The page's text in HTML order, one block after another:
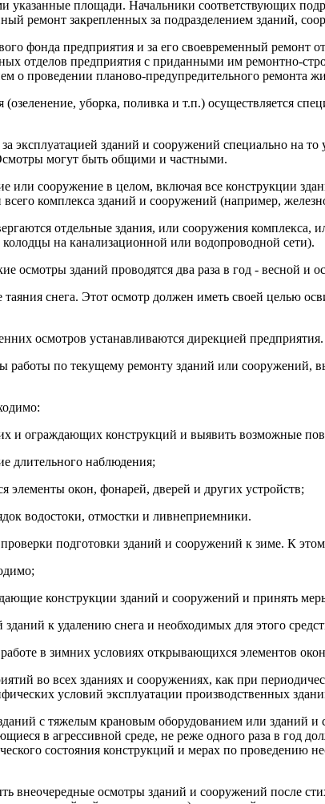
указанные площади. Начальники соответствующих
ремонт закрепленных за подразделением зданий,
фонда предприятия и за его своевременный
отделов предприятия с приданными им ремонтно-
о проведении планово-предупредительного
(озеленение, уборка, поливка и т.п.) осуществляется
эксплуатацией зданий и сооружений специально на
могут быть общими и частными.
или сооружение в целом, включая все конструкции
всего комплекса зданий и сооружений (например,
отдельные здания, или сооружения
на канализационной или водопроводной сети).
осмотры зданий проводятся два раза в год - весной и
снега. Этот осмотр должен иметь своей целью
осмотров устанавливаются дирекцией предприятия.
работы по текущему ремонту зданий или
и ограждающих конструкций и выявить возможные
длительного наблюдения;
окон, фонарей, дверей и других устройств;
водостоки, отмостки и ливнеприемники.
подготовки зданий и сооружений к зиме. К
конструкции зданий и сооружений и принять
к удалению снега и необходимых для этого
в зимних условиях открывающихся элементов
во всех зданиях и сооружениях, как при
условий эксплуатации производственных
с тяжелым крановым оборудованием или зданий и
в агрессивной среде, не реже одного раза в год
состояния конструкций и мерах по проведению
внеочередные осмотры зданий и сооружений после